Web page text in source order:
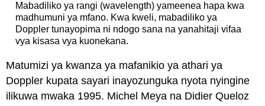
Mabadiliko ya rangi (wavelength) yameenea hapa kwa
madhumuni ya mfano. Kwa kweli, mabadiliko ya
Doppler tunayopima ni ndogo sana na yanahitaji vifaa
vya kisasa vya kuonekana.
Matumizi ya kwanza ya mafanikio ya athari ya
Doppler kupata sayari inayozunguka nyota nyingine
ilikuwa mwaka 1995. Michel Meya na Didier Queloz